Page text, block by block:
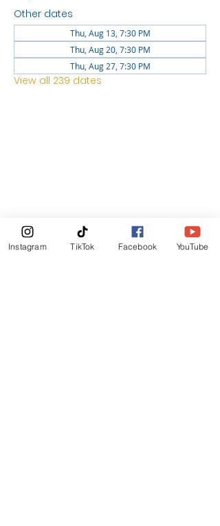
Other dates
Thu, Aug 13, 7:30 PM
Thu, Aug 20, 7:30 PM
Thu, Aug 27, 7:30 PM
View all 239 dates
News Letter
Instagram TikTok Facebook YouTube